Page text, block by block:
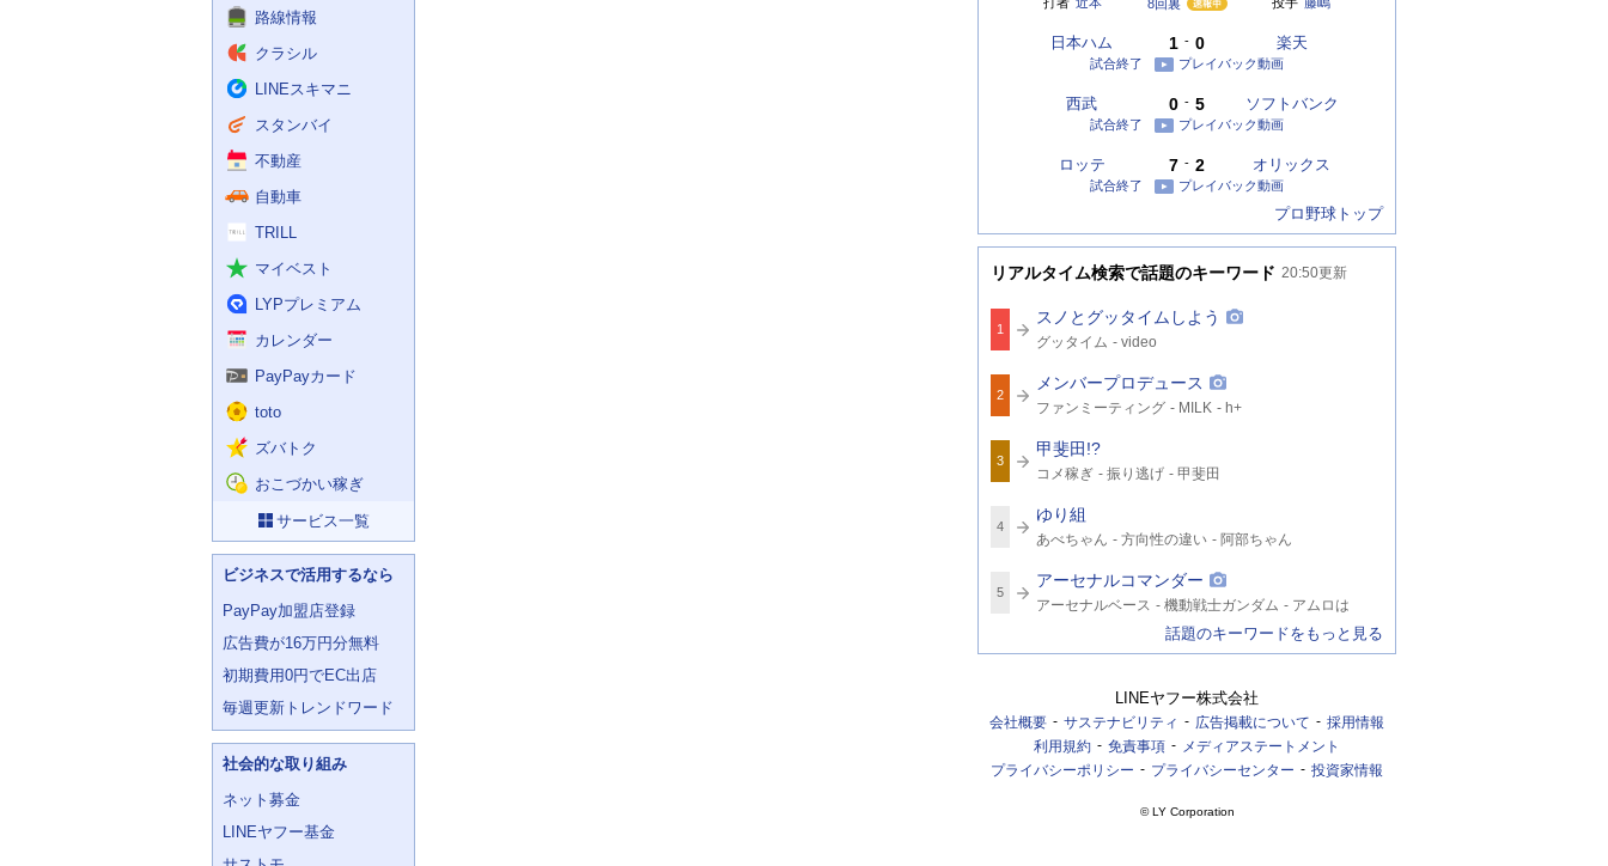
路線情報
クラシル
LINEスキマニ
スタンバイ
不動産
自動車
TRILL
マイベスト
LYPプレミアム
カレンダー
PayPayカード
toto
ズバトク
おこづかい稼ぎ
サービス一覧
ビジネスで活用するなら
PayPay加盟店登録
広告費が16万円分無料
初期費用0円でEC出店
毎週更新トレンドワード
社会的な取り組み
ネット募金
LINEヤフー基金
8回裏
日本ハム 楽天
試合終了 プレイバック動画
1 - 0
西武 ソフトバンク
試合終了 プレイバック動画
0 - 5
ロッテ オリックス
試合終了 プレイバック動画
7 - 2
プロ野球トップ
リアルタイム検索で話題のキーワード 20:50更新
1
スノとグッタイムしよう
関
連
ー
ド
グッタイム video
2
メンバープロデュース
関
連
ー
ド
ファンミーティング MILK h+
3
甲斐田!?
連
ー
ド
コメ稼ぎ 振り逃げ 甲斐田
4
ゆり組
関
連
ー
ド
あべちゃん 方向性の違い 阿部ちゃん
5
アーセナルコマンダー
関
連
アーセナルベース 機動戦士ガンダム アムロは
話題のキーワードをもっと見る
LINEヤフー株式会社
会社概要 サステナビリティ 広告掲載について
採用情報
利用規約
免責事項
メディアステートメント
プライバシーポリシー
プライバシーセンター 投資家情報
© LY Corporation